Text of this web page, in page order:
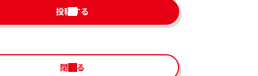
投稿する
閉じる